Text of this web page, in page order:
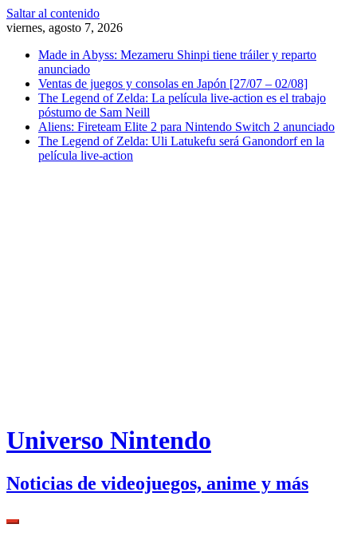
Saltar al contenido
viernes, agosto 7, 2026
Made in Abyss: Mezameru Shinpi tiene tráiler y reparto
anunciado
Ventas de juegos y consolas en Japón [27/07 – 02/08]
The Legend of Zelda: La película live-action es el trabajo
póstumo de Sam Neill
Aliens: Fireteam Elite 2 para Nintendo Switch 2 anunciado
The Legend of Zelda: Uli Latukefu será Ganondorf en la
película live-action
Universo Nintendo
Noticias de videojuegos, anime y más